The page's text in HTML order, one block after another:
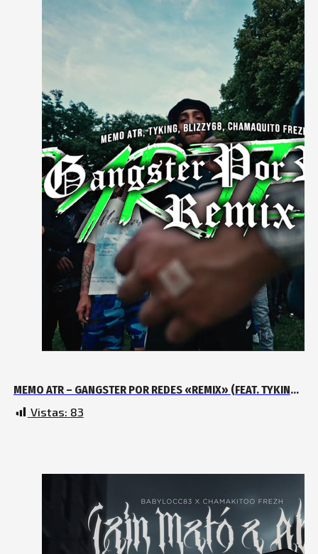
MEMO ATR – GANGSTER POR REDES «REMIX» (FEAT. TYKING,
BLIZZY68, CHAMAKITOO FREZH, BABYLOCC)
Vistas: 83